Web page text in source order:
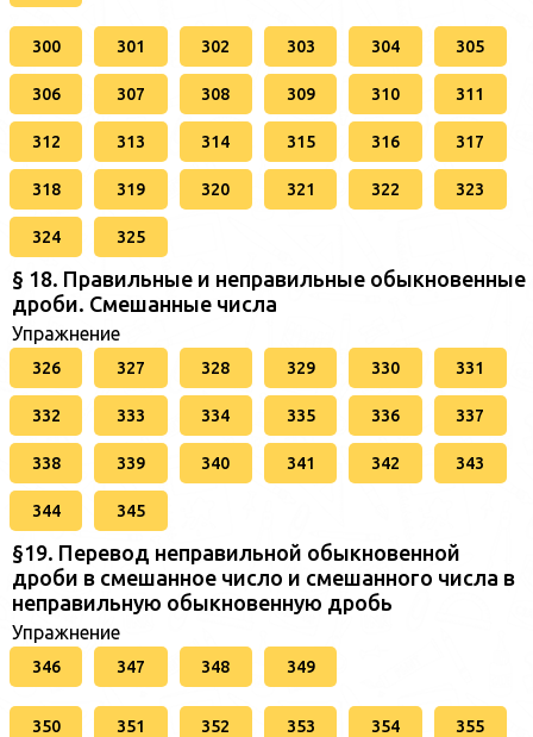
300 301 302 303 304 305
306 307 308 309 310 311
312 313 314 315 316 317
318 319 320 321 322 323
324 325
§ 18. Правильные и неправильные обыкновенные
дроби. Смешанные числа
Упражнение
326 327 328 329 330 331
332 333 334 335 336 337
338 339 340 341 342 343
344 345
§19. Перевод неправильной обыкновенной
дроби в смешанное число и смешанного числа в
неправильную обыкновенную дробь
Упражнение
346 347 348 349
350 351 352 353 354 355